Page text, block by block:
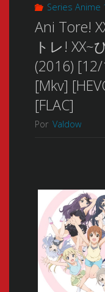
Series Anime
Ani Tore!
トレ! XX~
(2016)
[Mkv]
[FLAC]
Por Valdow